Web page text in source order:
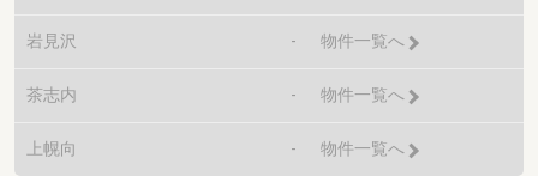
岩見沢 - 物件一覧へ
茶志内 - 物件一覧へ
上幌向 - 物件一覧へ